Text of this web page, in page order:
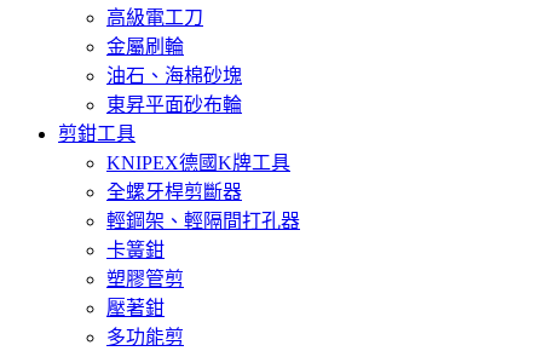
高級電工刀
金屬刷輪
油石、海棉砂塊
東昇平面砂布輪
剪鉗工具
KNIPEX德國K牌工具
全螺牙桿剪斷器
輕鋼架、輕隔間打孔器
卡簧鉗
塑膠管剪
壓著鉗
多功能剪